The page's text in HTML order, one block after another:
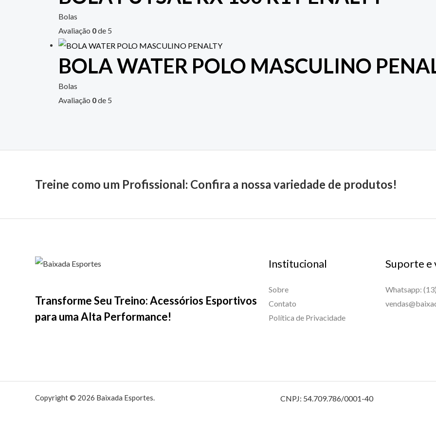
Bolas
Avaliação 0de 5
BOLA WATER POLO MASCULINO
Bolas
Avaliação 0de 5
Treine como um Profissional: Confira a nossa variedade de produtos!
Transforme Seu Treino: Acessórios Esportivos
para uma Alta Performance!
Institucional
Sobre
Contato
Política de Privacidade
Suporte e
Whatsapp:
Copyright © 2026 Baixada Esportes. CNPJ: 54.709.786/0001-40